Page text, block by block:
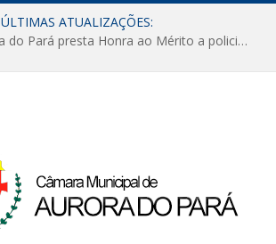
ÚLTIMAS ATUALIZAÇÕES:
Câmara de Aurora do Pará presta Honra ao Mérito a policiais militares em sessão marcada por reconhecimento e emoção